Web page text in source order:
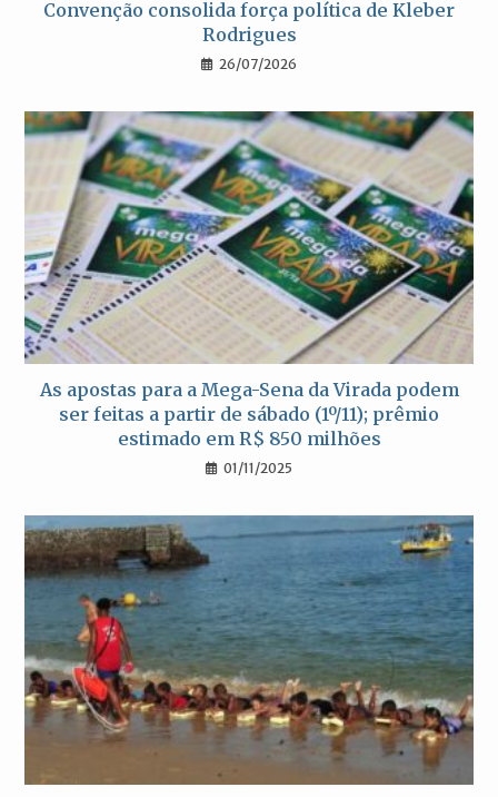
Convenção consolida força política de Kleber
Rodrigues
26/07/2026
As apostas para a Mega-Sena da Virada podem
ser feitas a partir de sábado (1º/11); prêmio
estimado em R$ 850 milhões
01/11/2025